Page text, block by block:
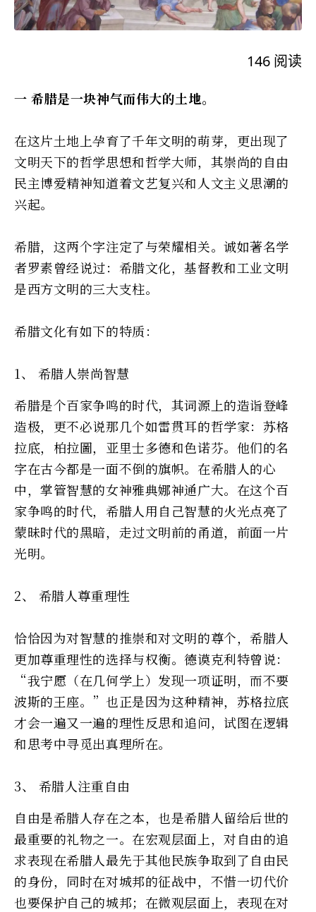
146 阅读
一 希腊是一块神气而伟大的土地。
在这片土地上孕育了千年文明的萌芽，更出现了
文明天下的哲学思想和哲学大师，其崇尚的自由
民主博爱精神知道着文艺复兴和人文主义思潮的
兴起。
希腊，这两个字注定了与荣耀相关。诚如著名学
者罗素曾经说过：希腊文化，基督教和工业文明
是西方文明的三大支柱。
希腊文化有如下的特质：
1、 希腊人崇尚智慧
希腊是个百家争鸣的时代，其词源上的造诣登峰
造极，更不必说那几个如雷贯耳的哲学家：苏格
拉底，柏拉圖，亚里士多德和色诺芬。他们的名
字在古今都是一面不倒的旗帜。在希腊人的心
中，掌管智慧的女神雅典娜神通广大。在这个百
家争鸣的时代，希腊人用自己智慧的火光点亮了
蒙昧时代的黑暗，走过文明前的甬道，前面一片
光明。
2、 希腊人尊重理性
恰恰因为对智慧的推崇和对文明的尊个，希腊人
更加尊重理性的选择与权衡。德谟克利特曾说：
“我宁愿（在几何学上）发现一项证明，而不要
波斯的王座。”也正是因为这种精神，苏格拉底
才会一遍又一遍的理性反思和追问，试图在逻辑
和思考中寻觅出真理所在。
3、 希腊人注重自由
自由是希腊人存在之本，也是希腊人留给后世的
最重要的礼物之一。在宏观层面上，对自由的追
求表现在希腊人最先于其他民族争取到了自由民
的身份，同时在对城邦的征战中，不惜一切代价
也要保护自己的城邦；在微观层面上，表现在对